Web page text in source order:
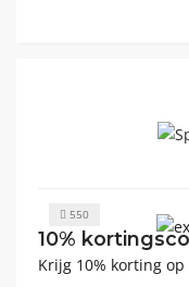
550
10%
Krijg 10% korting